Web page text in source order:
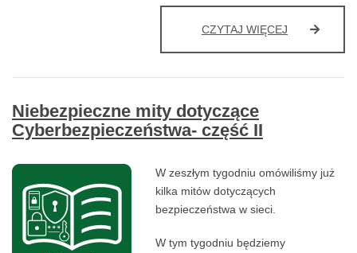
CZYTAJ WIĘCEJ
Niebezpieczne mity dotyczące
Cyberbezpieczeństwa- część II
W zeszłym tygodniu omówiliśmy już
kilka mitów dotyczących
bezpieczeństwa w sieci.
W tym tygodniu będziemy